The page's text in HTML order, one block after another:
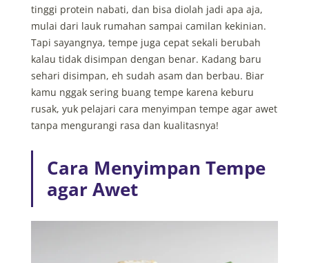
tinggi protein nabati, dan bisa diolah jadi apa aja,
mulai dari lauk rumahan sampai camilan kekinian.
Tapi sayangnya, tempe juga cepat sekali berubah
kalau tidak disimpan dengan benar. Kadang baru
sehari disimpan, eh sudah asam dan berbau. Biar
kamu nggak sering buang tempe karena keburu
rusak, yuk pelajari cara menyimpan tempe agar awet
tanpa mengurangi rasa dan kualitasnya!
Cara Menyimpan Tempe
agar Awet